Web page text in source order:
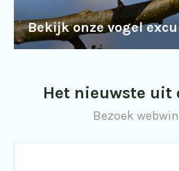
Bekijk onze vogel
Het nieuwste uit
Bezoek